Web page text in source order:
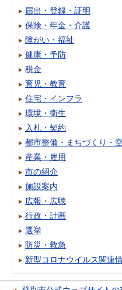
届出・登録・証明
保険・年金・介護
障がい・福祉
健康・予防
税金
育児・教育
住宅・インフラ
環境・衛生
入札・契約
都市整備・まちづくり・
産業・雇用
市の紹介
施設案内
広報・広聴
行政・計画
選挙
防災・救急
新型コロナウイルス関連